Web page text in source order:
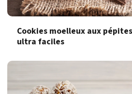
Cookies moelleux aux
ultra faciles